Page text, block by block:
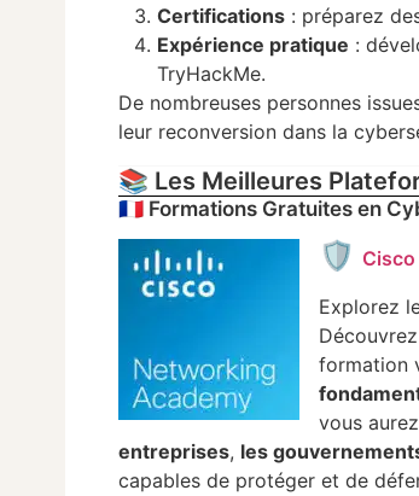
Certifications : préparez
Expérience pratique :
TryHackMe.
De nombreuses personnes
leur reconversion dans la
📚 Les Meilleures
🇫🇷 Formations Gratuites en
🛡️
Explorez
formation
vous
entreprises, les
capables de protéger et de